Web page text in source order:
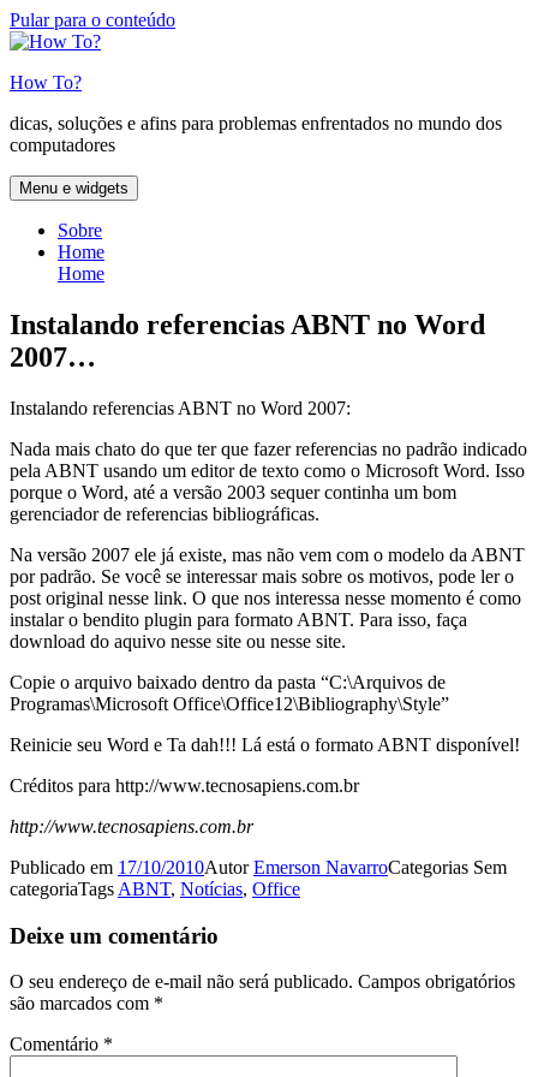
Pular para o conteúdo
How To?
dicas, soluções e afins para problemas enfrentados no mundo dos
computadores
Menu e widgets
Sobre
Home
Home
Instalando referencias ABNT no Word
2007…
Instalando referencias ABNT no Word 2007:
Nada mais chato do que ter que fazer referencias no padrão indicado
pela ABNT usando um editor de texto como o Microsoft Word. Isso
porque o Word, até a versão 2003 sequer continha um bom
gerenciador de referencias bibliográficas.
Na versão 2007 ele já existe, mas não vem com o modelo da ABNT
por padrão. Se você se interessar mais sobre os motivos, pode ler o
post original nesse link. O que nos interessa nesse momento é como
instalar o bendito plugin para formato ABNT. Para isso, faça
download do aquivo nesse site ou nesse site.
Copie o arquivo baixado dentro da pasta “C:\Arquivos de
Programas\Microsoft Office\Office12\Bibliography\Style”
Reinicie seu Word e Ta dah!!! Lá está o formato ABNT disponível!
Créditos para http://www.tecnosapiens.com.br
http://www.tecnosapiens.com.br
Publicado em 17/10/2010AutorEmerson NavarroCategorias Sem
categoriaTags ABNT, Notícias, Office
Deixe um comentário
O seu endereço de e-mail não será publicado. Campos obrigatórios
são marcados com *
Comentário *